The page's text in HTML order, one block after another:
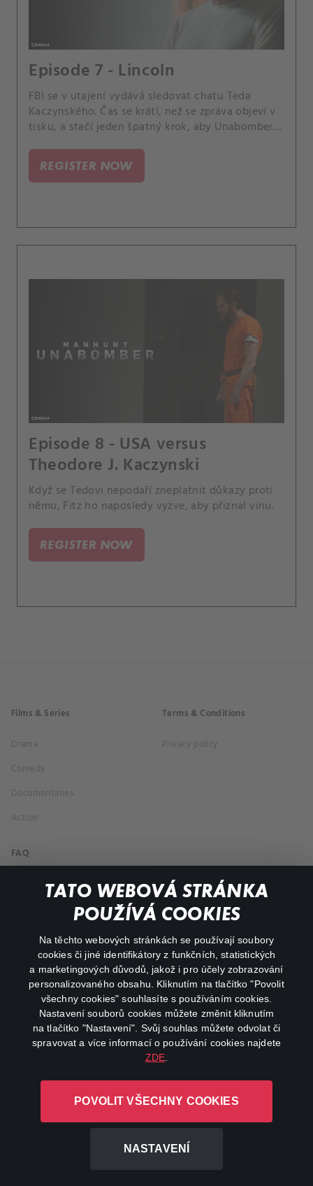
TATO WEBOVÁ STRÁNKA
POUŽÍVÁ COOKIES
Na těchto webových stránkách se používají soubory
cookies či jiné identifikátory z funkčních, statistických
a marketingových důvodů, jakož i pro účely zobrazování
personalizovaného obsahu. Kliknutím na tlačítko "Povolit
všechny cookies" souhlasíte s používáním cookies.
Nastavení souborů cookies můžete změnit kliknutím
na tlačítko "Nastavení". Svůj souhlas můžete odvolat či
spravovat a více informací o používání cookies najdete
ZDE
POVOLIT VŠECHNY COOKIES
NASTAVENÍ
Episode 7 - Lincoln
FBI se v utajení vydává sledovat chatu Teda
Kaczynského. Čas se krátí, než se zpráva objeví v
tisku, a stačí jeden špatný krok, aby Unabomber
REGISTER NOW
Episode 8 - USA versus
Theodore J. Kaczynski
Když se Tedovi nepodaří zneplatnit důkazy proti
němu, Fitz ho naposledy vyzve, aby přiznal vinu.
REGISTER NOW
Films & Series
Drama
Comedy
Documentaries
Action
Terms & Conditions
Privacy policy
FAQ
My profile
facebookinstagram
youtube
L-1246 Luxembourg R.C.S.